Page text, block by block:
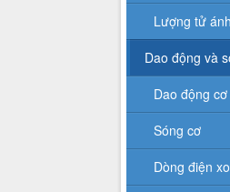
Lượng tử
Dao động và
Dao động cơ
Sóng cơ
Dòng điện